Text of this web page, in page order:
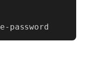
password